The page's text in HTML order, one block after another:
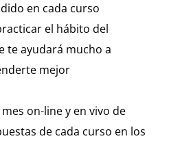
en cada curso
el hábito del
te ayudará mucho a
mejor
on-line y en vivo de
de cada curso en los